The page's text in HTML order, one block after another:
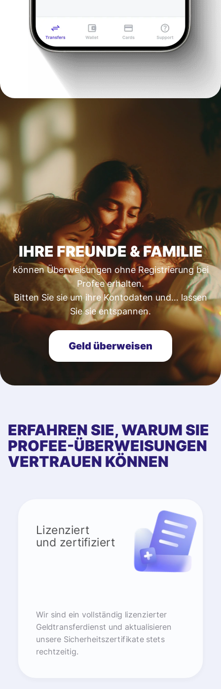
IHRE FREUNDE & FAMILIE
können Überweisungen ohne Registrierung bei
Profee erhalten.
Bitten Sie sie um ihre Kontodaten und… lassen
Sie sie entspannen.
Geld überweisen
ERFAHREN SIE, WARUM SIE
PROFEE-ÜBERWEISUNGEN
VERTRAUEN KÖNNEN
Lizenziert
und zertifiziert
Wir sind ein vollständig lizenzierter
Geldtransferdienst und aktualisieren
unsere Sicherheitszertifikate stets
rechtzeitig.